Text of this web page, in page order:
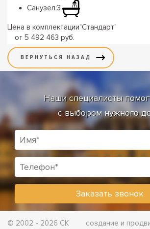
Санузел:3
Цена в комплектации"Стандарт"
от 5 492 463 руб.
Наши специалисты
с выбором нужного
создание и
© 2002 - 2026 СК